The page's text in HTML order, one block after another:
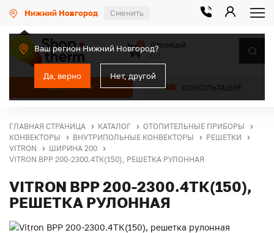
Нижний Новгород Сменить
Ваш регион Нижний Новгород?
Да, верно Нет, другой
КАТАЛОГ КОНСУЛЬТАЦИЯ
0
0 позиций
ГЛАВНАЯ СТРАНИЦА КАТАЛОГ
ОТОПИТЕЛЬНЫЕ ПРИБОРЫ
КОНВЕКТОРЫ
ВНУТРИПОЛЬНЫЕ КОНВЕКТОРЫ
РЕШЕТКИ
VITRON
ШИРИНА 200
VITRON ВРР 200-2300.4ТК(150), РЕШЕТКА РУЛОННАЯ
VITRON ВРР 200-2300.4ТК(150),
РЕШЕТКА РУЛОННАЯ